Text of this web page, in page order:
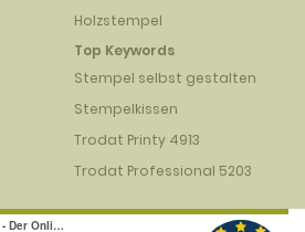
Holzstempel
Top Keywords
Stempel selbst gestalten
Stempelkissen
Trodat Printy 4913
Trodat Professional 5203